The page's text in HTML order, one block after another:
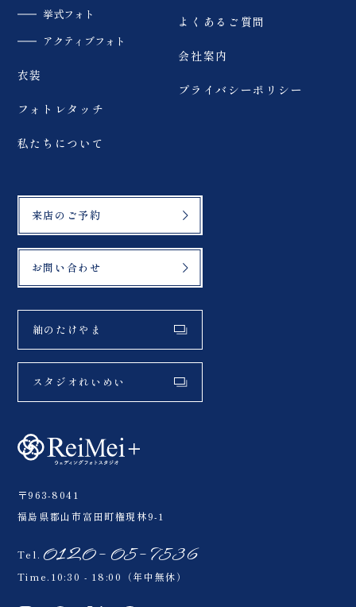
〒963-8041
福島県郡山市富田町権現林9-1
Tel. 0120-05-7536
Time.10:30 - 18:00（年中無休）
挙式フォト
アクティブフォト
衣装
フォトレタッチ
私たちについて
よくあるご質問
会社案内
プライバシーポリシー
来店のご予約
お問い合わせ
紬のたけやま
スタジオれいめい